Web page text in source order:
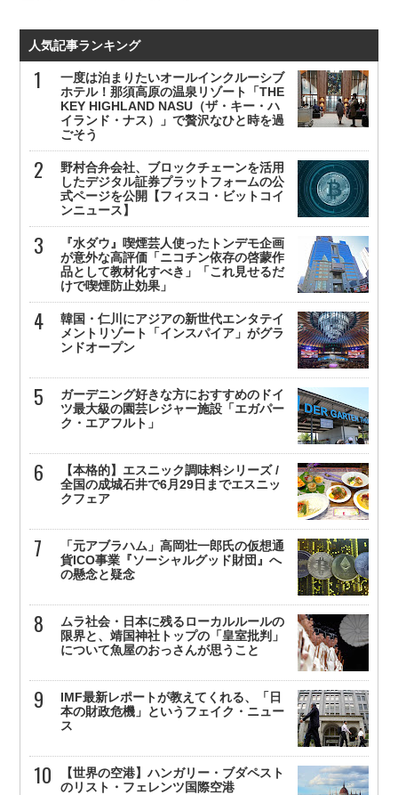
人気記事ランキング
一度は泊まりたいオールインクルーシブ
ホテル！那須高原の温泉リゾート「THE
KEY HIGHLAND NASU（ザ・キー・ハ
イランド・ナス）」で贅沢なひと時を過
ごそう
野村合弁会社、ブロックチェーンを活用
したデジタル証券プラットフォームの公
式ページを公開【フィスコ・ビットコイ
ンニュース】
『水ダウ』喫煙芸人使ったトンデモ企画
が意外な高評価「ニコチン依存の啓蒙作
品として教材化すべき」「これ見せるだ
けで喫煙防止効果」
韓国・仁川にアジアの新世代エンタテイ
メントリゾート「インスパイア」がグラ
ンドオープン
ガーデニング好きな方におすすめのドイ
ツ最大級の園芸レジャー施設「エガパー
ク・エアフルト」
【本格的】エスニック調味料シリーズ /
全国の成城石井で6月29日までエスニッ
クフェア
「元アブラハム」高岡壮一郎氏の仮想通
貨ICO事業『ソーシャルグッド財団』へ
の懸念と疑念
ムラ社会・日本に残るローカルルールの
限界と、靖国神社トップの「皇室批判」
について魚屋のおっさんが思うこと
IMF最新レポートが教えてくれる、「日
本の財政危機」というフェイク・ニュー
ス
【世界の空港】ハンガリー・ブダペスト
のリスト・フェレンツ国際空港